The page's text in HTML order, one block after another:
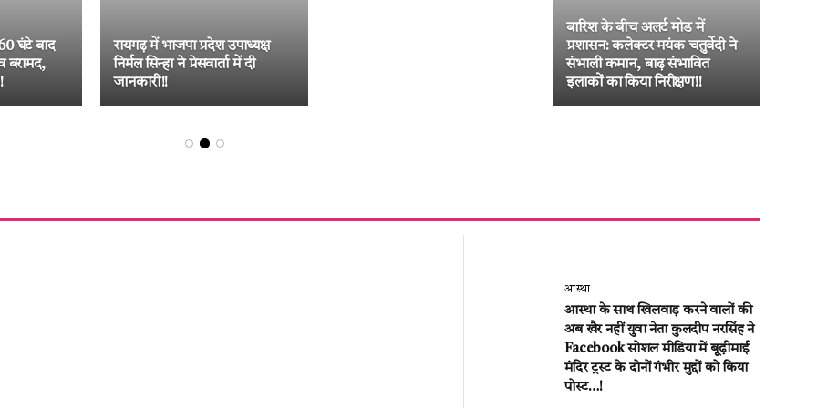
पर छाल
जुआरी
राम मंदिर में कथित चोरी को लेकर
कांग्रेस का केंद्र सरकार पर तीखा
हमला!!
श्याम टॉकीज रोड पर निगम की बड़ी
कार्रवाई: सड़क घेरने वाले 14
दुकानदारों पर चला”जुर्माने का डंडा!!
आस्था
आस्था के साथ खिलवाड़ करने वालों की
अब खैर नहीं युवा नेता कुलदीप नरसिंह ने
Facebook सोशल मीडिया में बूढ़ीमाई
मंदिर ट्रस्ट के दोनों गंभीर मुद्दों को किया
पोस्ट…!